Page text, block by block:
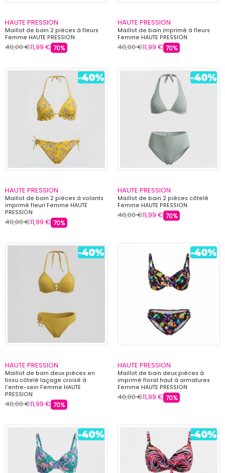
HAUTE PRESSION
Maillot de bain 2 pièces à fleurs
Femme HAUTE PRESSION
40,00 €11,99 € 70%
HAUTE PRESSION
Maillot de bain imprimé à fleurs
Femme HAUTE PRESSION
40,00 €11,99 € 70%
HAUTE PRESSION
Maillot de bain 2 pièces à volants
imprimé fleuri Femme HAUTE
PRESSION
40,00 €11,99 € 70%
HAUTE PRESSION
Maillot de bain 2 pièces côtelé
Femme HAUTE PRESSION
40,00 €11,99 € 70%
HAUTE PRESSION
Maillot de bain deux pièces en
tissu côtelé laçage croisé à
l'entre-sein Femme HAUTE
PRESSION
40,00 €11,99 € 70%
HAUTE PRESSION
Maillot de bain deux pièces à
imprimé floral haut à armatures
Femme HAUTE PRESSION
40,00 €11,99 € 70%